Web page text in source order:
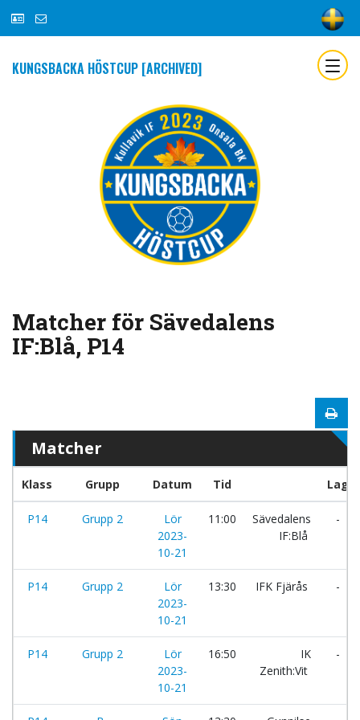
KUNGSBACKA HÖSTCUP [ARCHIVED]
Matcher för Sävedalens
IF:Blå, P14
Matcher
Klass Grupp Datum Tid Lag
P14 Grupp 2
Lör
2023-
10-21
11:00
Sävedalens
IF:Blå
-
P14 Grupp 2
Lör
2023-
10-21
13:30 IFK Fjärås -
P14 Grupp 2
Lör
2023-
10-21
16:50
IK
Zenith:Vit
-